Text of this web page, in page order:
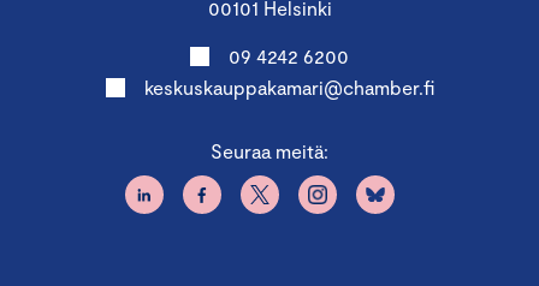
00101 Helsinki
09 4242 6200
keskuskauppakamari@chamber.fi
Seuraa meitä: